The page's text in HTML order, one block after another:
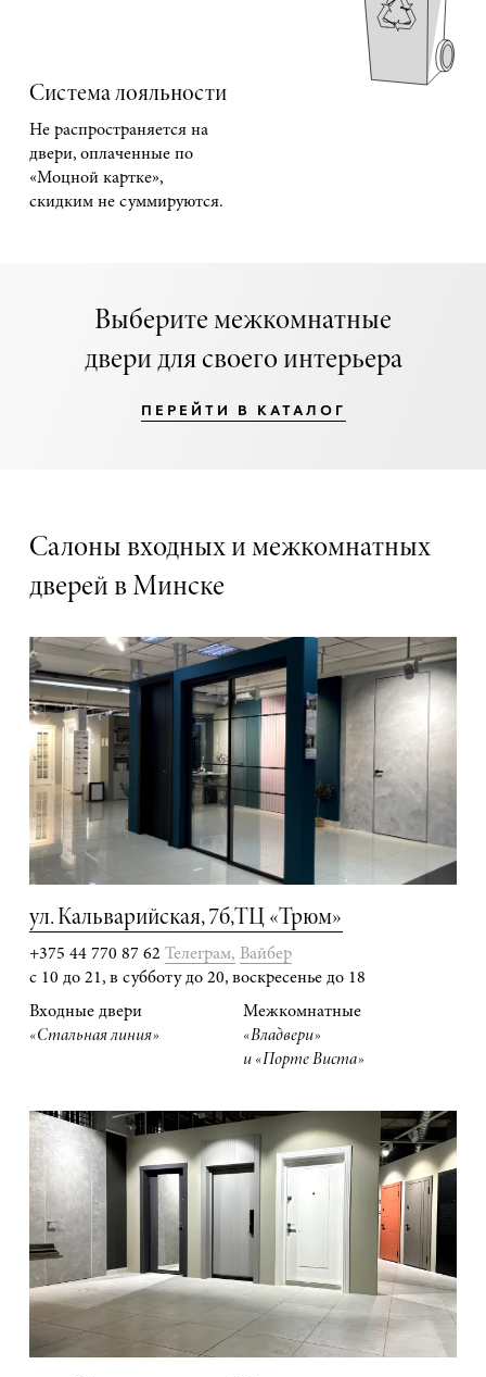
Система лояльности
Не распространяется на
двери, оплаченные по
«Моцной картке»,
скидким не суммируются.
Выберите межкомнатные
двери для своего интерьера
ПЕРЕЙТИ В КАТАЛОГ
Салоны входных и межкомнатных
дверей в Минске
ул. Кальварийская, 7б,ТЦ «Трюм»
+375 44 770 87 62 Телеграм, Вайбер
с 10 до 21, в субботу до 20, воскресенье до 18
Входные двери
«Стальная линия»
Межкомнатные
«Владвери»
и «Порте Виста»